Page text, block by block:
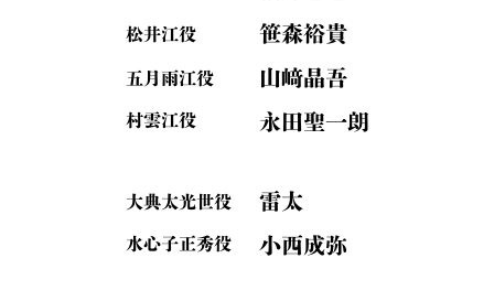
松井江役 笹森裕貴
五月雨江役 山﨑晶吾
村雲江役 永田聖一朗
大典太光世役 雷太
水心子正秀役 小西成弥